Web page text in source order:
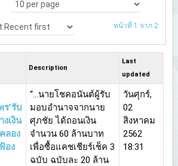
หน้าที่ 1 จาก 2
Description
Last
updated
ร’รับ
งเงิน
ลอง
อง
“...นายโชคอนันต์ผู้รับ
มอบอำนาจจากนาย
ศุภชัย ได้ถอนเงิน
จำนวน 60 ล้านบาท
เพื่อซื้อแคชเชียร์เช็ค 3
ฉบับ ฉบับละ 20 ล้าน
วันศุกร์,
02
สิงหาคม
2562
18:31